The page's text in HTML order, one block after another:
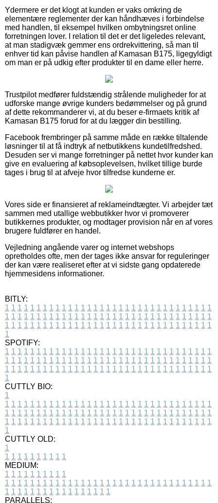
Ydermere er det klogt at kunden er vaks omkring de
elementære reglementer der kan håndhæves i forbindelse
med handlen, til eksempel hvilken ombytningsret online
forretningen lover. I relation til det er det ligeledes relevant,
at man stadigvæk gemmer ens ordrekvittering, så man til
enhver tid kan påvise handlen af Kamasan B175, ligegyldigt
om man er på udkig efter produkter til en dame eller herre.
Trustpilot medfører fuldstændig strålende muligheder for at
udforske mange øvrige kunders bedømmelser og på grund
af dette rekommanderer vi, at du beser e-firmaets kritik af
Kamasan B175 forud for at du lægger din bestilling.
Facebook frembringer på samme måde en række tiltalende
løsninger til at få indtryk af netbutikkens kundetilfredshed.
Desuden ser vi mange forretninger på nettet hvor kunder kan
give en evaluering af købsoplevelsen, hvilket tillige burde
tages i brug til at afveje hvor tilfredse kunderne er.
Vores side er finansieret af reklameindtægter. Vi arbejder tæt
sammen med utallige webbutikker hvor vi promoverer
butikkernes produkter, og modtager provision når en af vores
brugere fuldfører en handel.
Vejledning angående varer og internet webshops
opretholdes ofte, men der tages ikke ansvar for reguleringer
der kan være realiseret efter at vi sidste gang opdaterede
hjemmesidens informationer.
BITLY:
1 1 1 1 1 1 1 1 1 1 1 1 1 1 1 1 1 1 1 1 1 1 1 1 1 1 1 1 1 1 1 1 1
1 1 1 1 1 1 1 1 1 1 1 1 1 1 1 1 1 1 1 1 1 1 1 1 1 1 1 1 1 1 1 1 1
1 1 1 1 1 1 1 1 1 1 1 1 1 1 1 1 1 1 1 1 1 1 1 1 1 1 1 1 1 1 1 1 1
1
SPOTIFY:
1 1 1 1 1 1 1 1 1 1 1 1 1 1 1 1 1 1 1 1 1 1 1 1 1 1 1 1 1 1 1 1 1
1 1 1 1 1 1 1 1 1 1 1 1 1 1 1 1 1 1 1 1 1 1 1 1 1 1 1 1 1 1 1 1 1
1 1 1 1 1 1 1 1 1 1 1 1 1 1 1 1 1 1 1 1 1 1 1 1 1 1 1 1 1 1 1 1 1
1
CUTTLY BIO:
1
1 1 1 1 1 1 1 1 1 1 1 1 1 1 1 1 1 1 1 1 1 1 1 1 1 1 1 1 1 1 1 1 1
1 1 1 1 1 1 1 1 1 1 1 1 1 1 1 1 1 1 1 1 1 1 1 1 1 1 1 1 1 1 1 1 1
1 1 1 1 1 1 1 1 1 1 1 1 1 1 1 1 1 1 1 1 1 1 1 1 1 1 1 1 1 1 1 1 1
1
CUTTLY OLD:
1
1 1 1 1 1 1 1 1 1 1
MEDIUM:
1 1 1 1 1 1 1 1 1 1
1 1 1 1 1 1 1 1 1 1 1 1 1 1 1 1 1 1 1 1 1 1 1 1 1 1 1 1 1 1 1 1 1
1 1 1 1 1 1 1 1 1 1 1 1 1 1 1 1 1
PARALLELS: